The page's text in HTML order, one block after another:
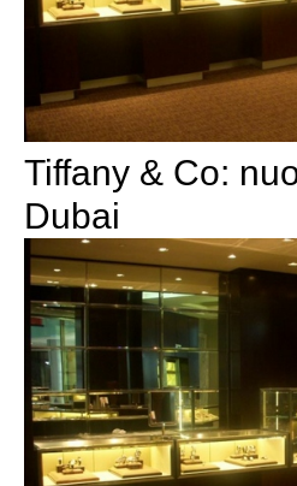
Tiffany & Co:
Dubai